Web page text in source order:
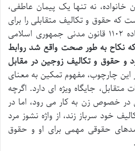
خانواده، نه تنها یک پیمان عاطفی،
که حقوق و تکالیف متقابلی را برای
زوجین ایجاد می کند. ماده ۱۱۰۲ قانون مدنی جمهوری اسلامی
نکاح به طور صحت واقع شد روابط
و حقوق و تکالیف زوجین در مقابل
این چارچوب، مفهوم تمکین به معنای
متقابل، جایگاه ویژه ای دارد. اگرچه
در خصوص زن به کار می رود، اما در
خود سرباز زند، از واژه نشوز مرد
حقوقی مهمی برای او و حقوق